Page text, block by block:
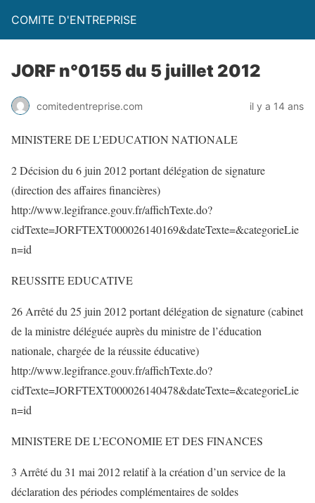
COMITE D'ENTREPRISE
JORF n°0155 du 5 juillet 2012
comitedentreprise.com il y a 14 ans
MINISTERE DE L’EDUCATION NATIONALE
2 Décision du 6 juin 2012 portant délégation de signature
(direction des affaires financières)
http://www.legifrance.gouv.fr/affichTexte.do?
cidTexte=JORFTEXT000026140169&dateTexte=&categorieLie
n=id
REUSSITE EDUCATIVE
26 Arrêté du 25 juin 2012 portant délégation de signature (cabinet
de la ministre déléguée auprès du ministre de l’éducation
nationale, chargée de la réussite éducative)
http://www.legifrance.gouv.fr/affichTexte.do?
cidTexte=JORFTEXT000026140478&dateTexte=&categorieLie
n=id
MINISTERE DE L’ECONOMIE ET DES FINANCES
3 Arrêté du 31 mai 2012 relatif à la création d’un service de la
déclaration des périodes complémentaires de soldes